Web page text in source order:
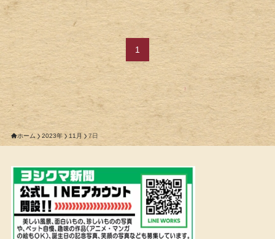
1
ホーム 2023年 11月 7日